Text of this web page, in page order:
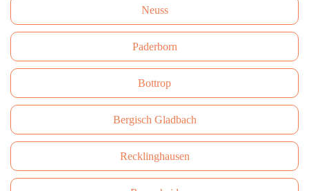
Neuss
Paderborn
Bottrop
Bergisch Gladbach
Recklinghausen